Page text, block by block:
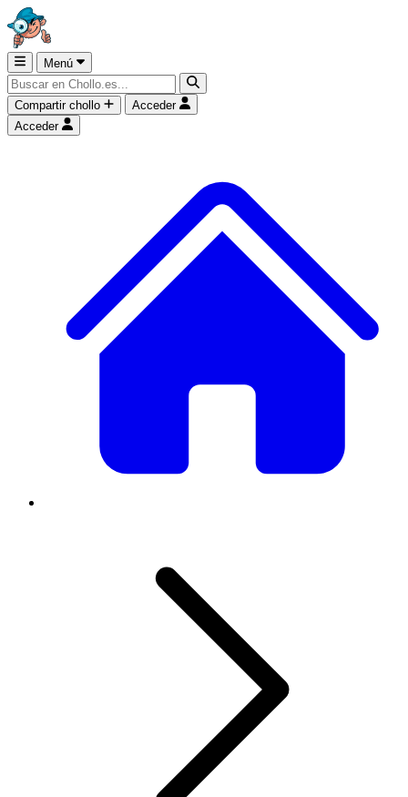
Menú
Compartir chollo
Acceder
Acceder